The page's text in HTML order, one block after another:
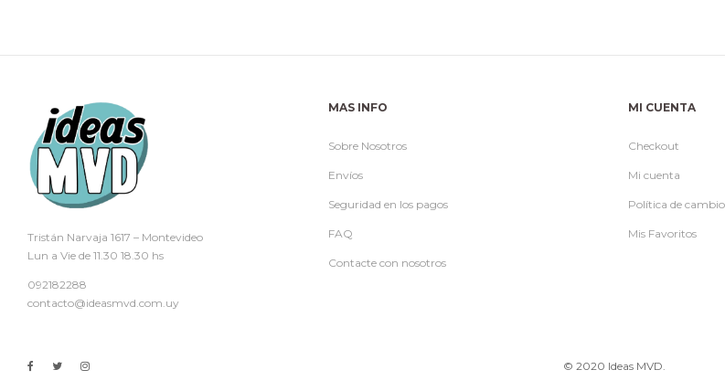
Tristán Narvaja 1617 – Montevideo
Lun a Vie de 11.30 18.30 hs
092182288
contacto@ideasmvd.com.uy
MAS INFO
Sobre Nosotros
Envíos
Seguridad en los pagos
FAQ
Contacte con nosotros
MI CUENTA
Checkout
Mi cuenta
Política de
Mis Favoritos
© 2020 Ideas MVD.